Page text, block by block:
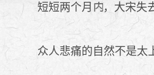
短短两个月 ，大宋失
众人悲痛的自然不是太